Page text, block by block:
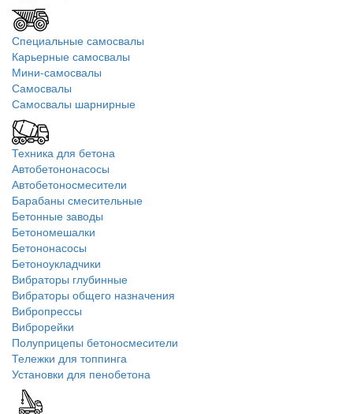
Специальные самосвалы
Карьерные самосвалы
Мини-самосвалы
Самосвалы
Самосвалы шарнирные
Техника для бетона
Автобетононасосы
Автобетоносмесители
Барабаны смесительные
Бетонные заводы
Бетономешалки
Бетононасосы
Бетоноукладчики
Вибраторы глубинные
Вибраторы общего назначения
Вибропрессы
Виброрейки
Полуприцепы бетоносмесители
Тележки для топпинга
Установки для пенобетона